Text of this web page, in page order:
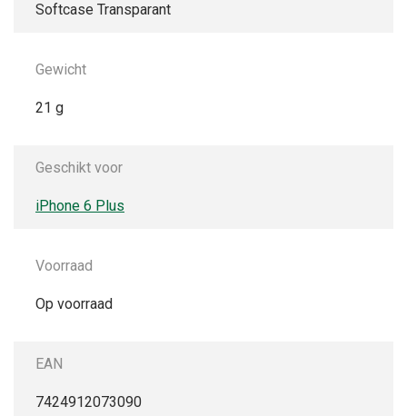
Softcase Transparant
Gewicht
21 g
Geschikt voor
iPhone 6 Plus
Voorraad
Op voorraad
EAN
7424912073090